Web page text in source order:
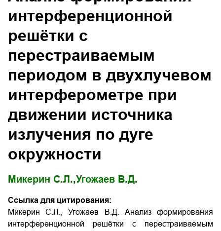
интерференционной
решётки с
перестраиваемым
периодом в двухлучевом
интерферометре при
движении источника
излучения по дуге
окружности
Микерин С.Л.,Угожаев В.Д.
Ссылка для цитирования:
Микерин С.Л., Угожаев В.Д. Анализ формирования
интерференционной решётки с перестраиваемым